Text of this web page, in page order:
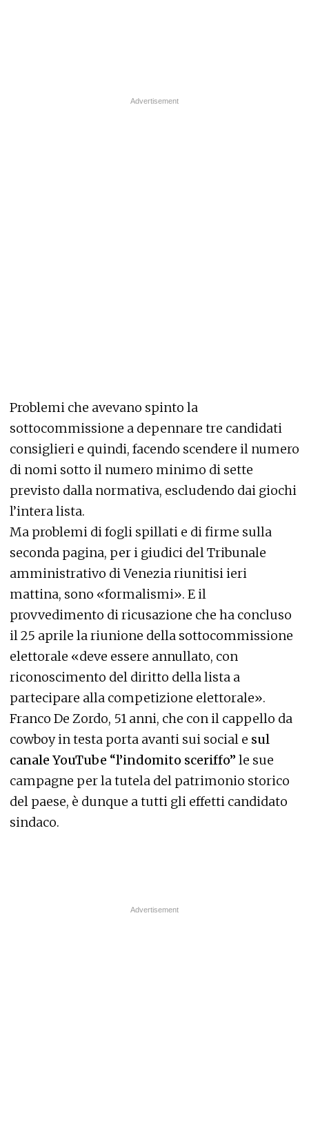
Problemi che avevano spinto la
sottocommissione a depennare tre candidati
consiglieri e quindi, facendo scendere il numero
di nomi sotto il numero minimo di sette
previsto dalla normativa, escludendo dai giochi
l’intera lista.
Ma problemi di fogli spillati e di firme sulla
seconda pagina, per i giudici del Tribunale
amministrativo di Venezia riunitisi ieri
mattina, sono «formalismi». E il
provvedimento di ricusazione che ha concluso
il 25 aprile la riunione della sottocommissione
elettorale «deve essere annullato, con
riconoscimento del diritto della lista a
partecipare alla competizione elettorale».
Franco De Zordo, 51 anni, che con il cappello da
cowboy in testa porta avanti sui social e sul
canale YouTube “l’indomito sceriffo” le sue
campagne per la tutela del patrimonio storico
del paese, è dunque a tutti gli effetti candidato
sindaco.